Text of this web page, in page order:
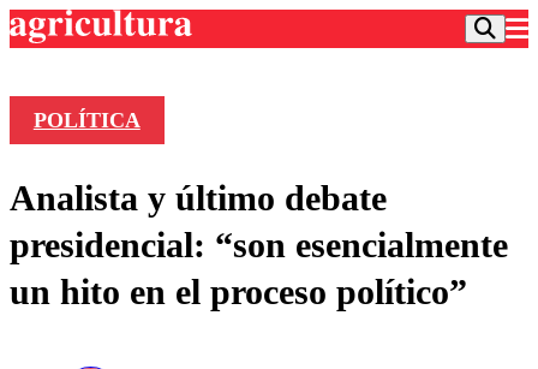
Frecuencias
Agricultura TV
Deportes
Colo Colo
Entretención
POLÍTICA
Analista y último debate
presidencial: “son esencialmente
un hito en el proceso político”